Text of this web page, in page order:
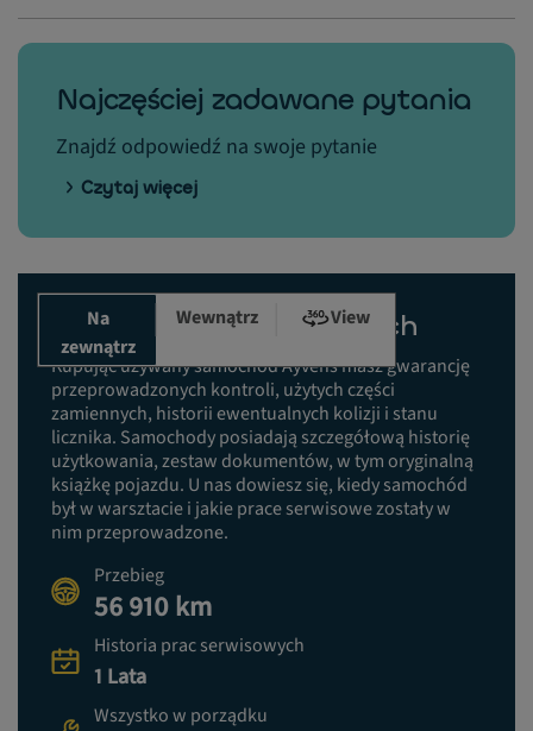
Najczęściej zadawane pytania
Znajdź odpowiedź na swoje pytanie
Czytaj więcej
Na
zewnątrz
Wewnątrz View
Historia prac serwisowych
Kupując używany samochód Ayvens masz gwarancję
przeprowadzonych kontroli, użytych części
zamiennych, historii ewentualnych kolizji i stanu
licznika. Samochody posiadają szczegółową historię
użytkowania, zestaw dokumentów, w tym oryginalną
książkę pojazdu. U nas dowiesz się, kiedy samochód
był w warsztacie i jakie prace serwisowe zostały w
nim przeprowadzone.
Przebieg
56 910 km
Historia prac serwisowych
1 Lata
Wszystko w porządku